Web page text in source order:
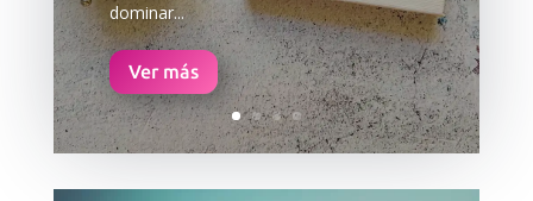
dominar...
Ver más